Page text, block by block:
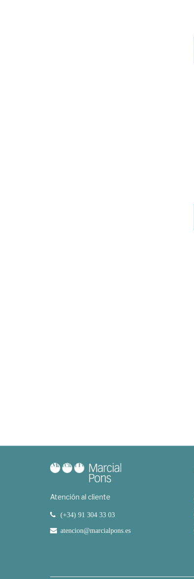
Atención al cliente
(+34) 91 304 33 03
atencion@marcialpons.es